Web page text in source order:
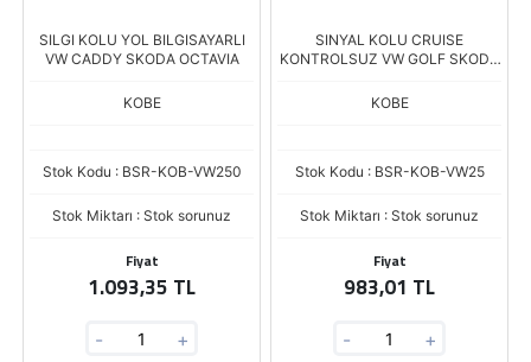
SILGI KOLU YOL BILGISAYARLI
VW CADDY SKODA OCTAVIA
KOBE
Stok Kodu : BSR-KOB-VW250
Stok Miktarı : Stok sorunuz
Fiyat
1.093,35 TL
- +
SINYAL KOLU CRUISE
KONTROLSUZ VW GOLF SKODA
KOBE
Stok Kodu : BSR-KOB-VW25
Stok Miktarı : Stok sorunuz
Fiyat
983,01 TL
- +